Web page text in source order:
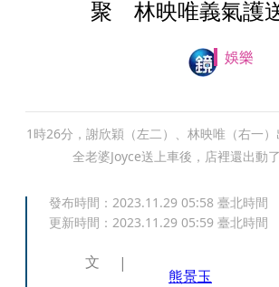
聚 林映唯義氣護
娛樂
1時26分，謝欣穎（左二）、林映唯（右一
全老婆Joyce送上車後，店裡還出動
發布時間： 2023.11.29 05:58 臺北時間
更新時間： 2023.11.29 05:59 臺北時間
文
熊景玉